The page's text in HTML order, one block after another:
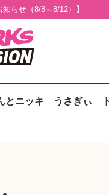
らせ（8/8～8/12）】
とニッキ うさぎぃ